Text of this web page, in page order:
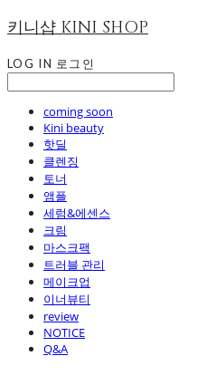
키니샵 KINI SHOP
LOG IN 로그인
coming soon
Kini beauty
핫딜
클렌징
토너
앰플
세럼&에센스
크림
마스크팩
트러블 관리
메이크업
이너뷰티
review
NOTICE
Q&A